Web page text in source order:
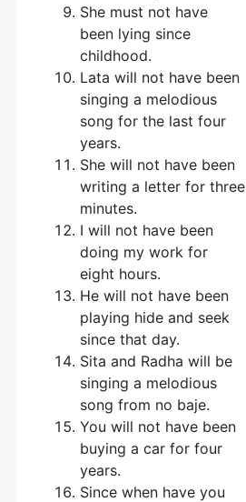
She must not have
been lying since
childhood.
Lata will not have been
singing a melodious
song for the last four
years.
She will not have been
writing a letter for three
minutes.
I will not have been
doing my work for
eight hours.
He will not have been
playing hide and seek
since that day.
Sita and Radha will be
singing a melodious
song from no baje.
You will not have been
buying a car for four
years.
Since when have you